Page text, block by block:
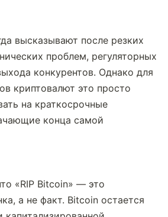
высказывают после резких
проблем, регуляторных
конкурентов. Однако для
криптовалют это просто
на краткосрочные
конца самой
«RIP Bitcoin» — это
а не факт. Bitcoin остается